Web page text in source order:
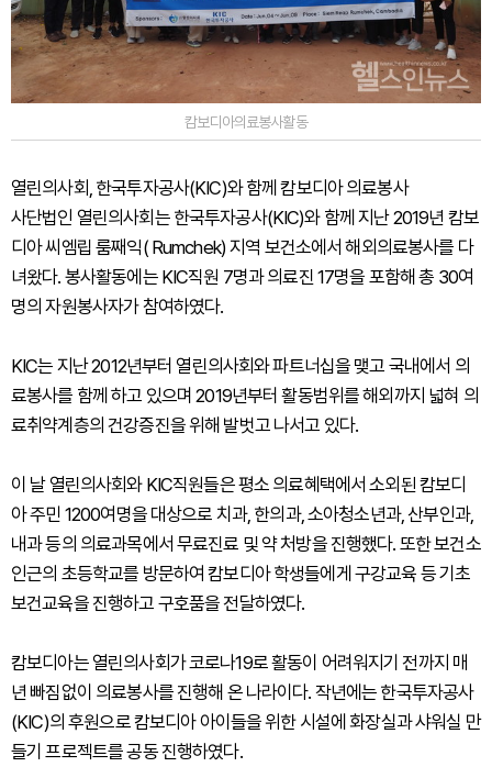
캄보디아의료봉사활동
열린의사회, 한국투자공사(KIC)와 함께 캄보디아 의료봉사
사단법인 열린의사회는 한국투자공사(KIC)와 함께 지난 2019년 캄보
디아 씨엠립 룸째익( Rumchek) 지역 보건소에서 해외의료봉사를 다
녀왔다. 봉사활동에는 KIC직원 7명과 의료진 17명을 포함해 총 30여
명의 자원봉사자가 참여하였다.
KIC는 지난 2012년부터 열린의사회와 파트너십을 맺고 국내에서 의
료봉사를 함께 하고 있으며 2019년부터 활동범위를 해외까지 넓혀 의
료취약계층의 건강증진을 위해 발벗고 나서고 있다.
이 날 열린의사회와 KIC직원들은 평소 의료혜택에서 소외된 캄보디
아 주민 1200여명을 대상으로 치과, 한의과, 소아청소년과, 산부인과,
내과 등의 의료과목에서 무료진료 및 약 처방을 진행했다. 또한 보건소
인근의 초등학교를 방문하여 캄보디아 학생들에게 구강교육 등 기초
보건교육을 진행하고 구호품을 전달하였다.
캄보디아는 열린의사회가 코로나19로 활동이 어려워지기 전까지 매
년 빠짐없이 의료봉사를 진행해 온 나라이다. 작년에는 한국투자공사
(KIC)의 후원으로 캄보디아 아이들을 위한 시설에 화장실과 샤워실 만
들기 프로젝트를 공동 진행하였다.